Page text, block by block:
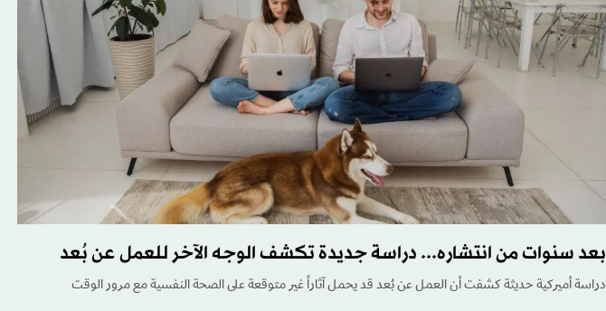
بعد سنوات من انتشاره... دراسة جديدة تكشف الوجه الآخر للعمل عن بُعد
دراسة أميركية حديثة كشفت أن العمل عن بُعد قد يحمل آثاراً غير متوقعة على الصحة النفسية مع مرور الوقت